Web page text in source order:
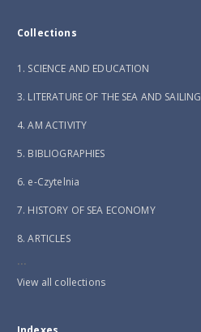
Collections
1. SCIENCE AND EDUCATION
3. LITERATURE OF THE SEA AND SAILING
4. AM ACTIVITY
5. BIBLIOGRAPHIES
6. e-Czytelnia
7. HISTORY OF SEA ECONOMY
8. ARTICLES
...
View all collections